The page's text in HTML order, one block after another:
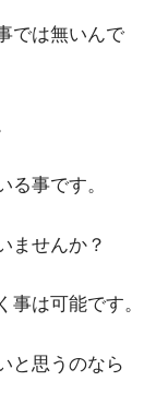
では無いんで
事です。
ませんか？
は可能です。
と思うのなら